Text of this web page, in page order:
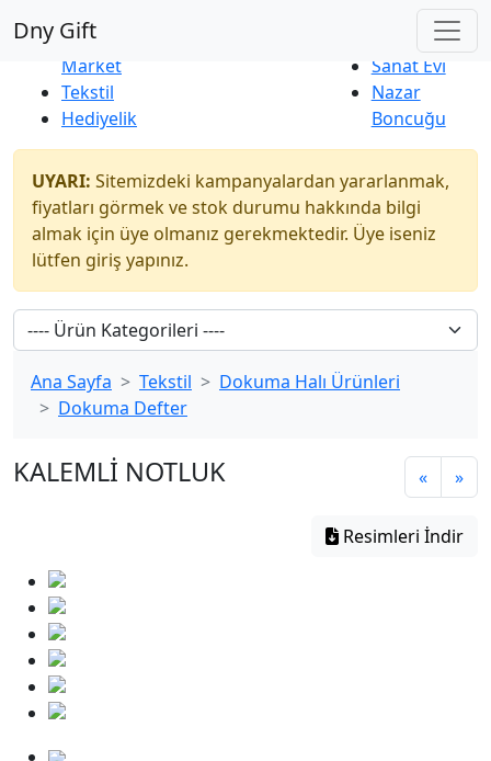
Dny Gift
Yeni Ürünler
İndirim
Market
Tekstil
Hediyelik
Sanat Evi
Nazar
Boncuğu
UYARI: Sitemizdeki kampanyalardan yararlanmak,
fiyatları görmek ve stok durumu hakkında bilgi
almak için üye olmanız gerekmektedir. Üye iseniz
lütfen giriş yapınız.
Ana Sayfa Tekstil
Dokuma Halı Ürünleri
Dokuma Defter
KALEMLİ NOTLUK « »
Resimleri İndir